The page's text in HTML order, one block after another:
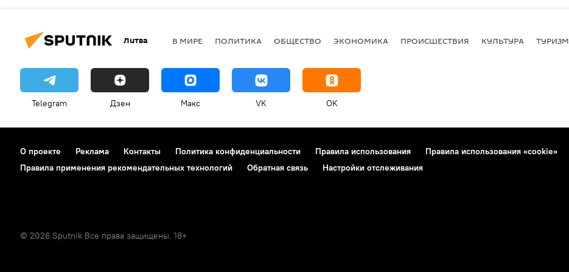
Литва В МИРЕ ПОЛИТИКА ОБЩЕСТВО ЭКОНОМИКА ПРОИСШЕСТВИЯ КУЛЬТУРА ТУРИЗМ
Telegram Дзен Макс VK OK
О проекте Реклама Контакты Политика конфиденциальности Правила использования
Правила использования «cookie»
Правила применения рекомендательных технологий
Обратная связь Настройки отслеживания
© 2026 Sputnik Все права защищены. 18+